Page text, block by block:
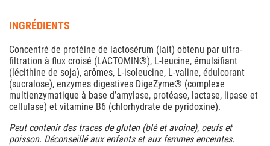
INGRÉDIENTS
Concentré de protéine de lactosérum (lait) obtenu par ultra-
filtration à flux croisé (LACTOMIN®), L-leucine, émulsifiant
(lécithine de soja), arômes, L-isoleucine, L-valine, édulcorant
(sucralose), enzymes digestives DigeZyme® (complexe
multienzymatique à base d’amylase, protéase, lactase, lipase et
cellulase) et vitamine B6 (chlorhydrate de pyridoxine).
Peut contenir des traces de gluten (blé et avoine), oeufs et
poisson. Déconseillé aux enfants et aux femmes enceintes.